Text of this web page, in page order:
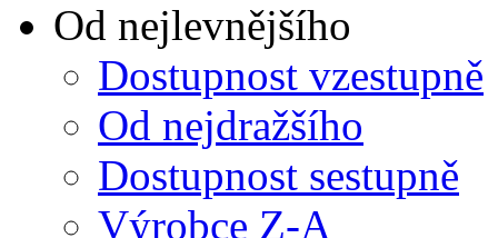
Od nejlevnějšího
Dostupnost vzestupně
Od nejdražšího
Dostupnost sestupně
Výrobce Z-A